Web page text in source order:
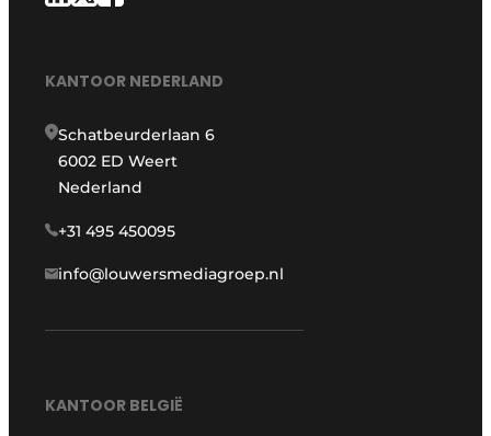
KANTOOR NEDERLAND
Schatbeurderlaan 6
6002 ED Weert
Nederland
+31 495 450095
info@louwersmediagroep.nl
KANTOOR BELGIË